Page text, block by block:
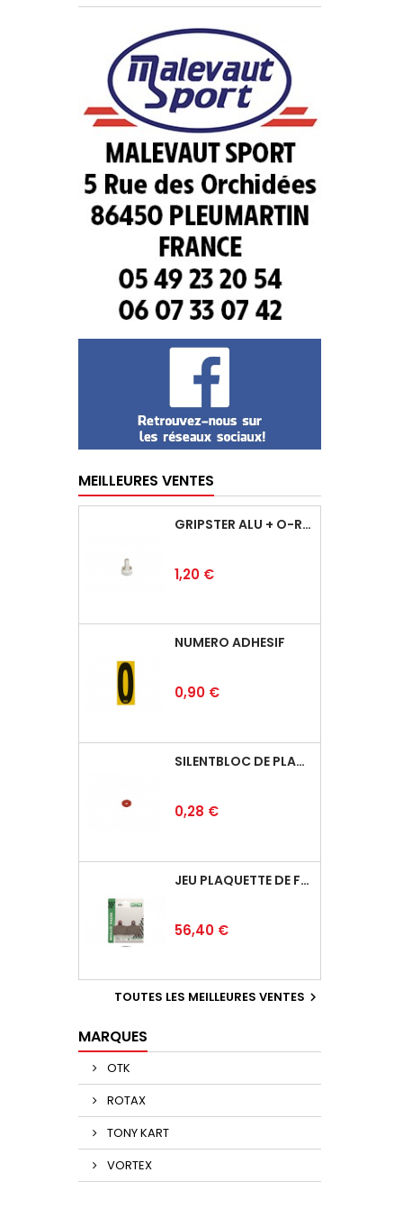
MEILLEURES VENTES
GRIPSTER ALU + O-RING
Prix
1,20 €
NUMÉRO ADHÉSIF
Prix
0,90 €
SILENTBLOC DE PLANCHER
Prix
0,28 €
JEU PLAQUETTE DE FREIN ARRIÈRE BSD
Prix
56,40 €
TOUTES LES MEILLEURES VENTES 
MARQUES
OTK
ROTAX
TONY KART
VORTEX